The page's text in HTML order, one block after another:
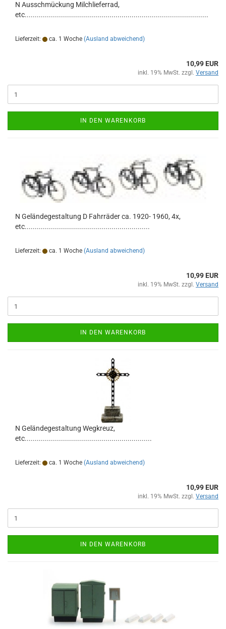
N Ausschmückung Milchlieferrad,
etc...........................................................................................
Lieferzeit: ca. 1 Woche (Ausland abweichend)
10,99 EUR
inkl. 19% MwSt. zzgl. Versand
IN DEN WARENKORB
N Geländegestaltung D Fahrräder ca. 1920- 1960, 4x,
etc..............................................................
Lieferzeit: ca. 1 Woche (Ausland abweichend)
10,99 EUR
inkl. 19% MwSt. zzgl. Versand
IN DEN WARENKORB
N Geländegestaltung Wegkreuz,
etc...............................................................
Lieferzeit: ca. 1 Woche (Ausland abweichend)
10,99 EUR
inkl. 19% MwSt. zzgl. Versand
IN DEN WARENKORB